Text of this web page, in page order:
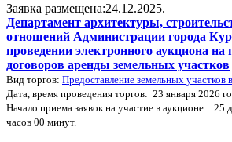
Заявка размещена:24.12.2025.
Департамент архитектуры,
отношений Администрации города
проведении электронного аукциона на
договоров аренды земельных участков
Вид торгов: Предоставление земельных участков
Дата, время проведения торгов: 23 января 2026
Начало приема заявок на участие в аукционе : 25
часов 00 минут.